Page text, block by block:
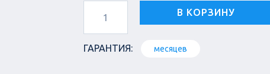
В КОРЗИНУ
ГАРАНТИЯ: месяцев